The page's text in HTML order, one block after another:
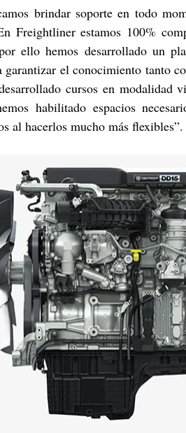
brindar soporte en todo
Freightliner estamos 100%
ello hemos desarrollado un
garantizar el conocimiento tanto
cursos en modalidad
habilitado espacios
al hacerlos mucho más flexibles”.